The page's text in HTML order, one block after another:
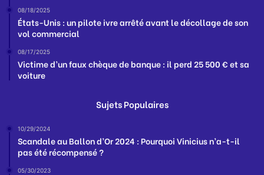
08/18/2025
États-Unis : un pilote ivre arrêté avant le décollage de son
vol commercial
08/17/2025
Victime d’un faux chèque de banque : il perd 25 500 € et sa
voiture
Sujets Populaires
10/29/2024
Scandale au Ballon d’Or 2024 : Pourquoi Vinicius n’a-t-il
pas été récompensé ?
05/30/2023